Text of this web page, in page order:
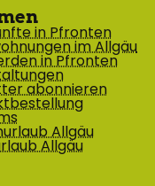
in Pfronten
im Allgäu
in Pfronten
abonnieren
Allgäu
Allgäu